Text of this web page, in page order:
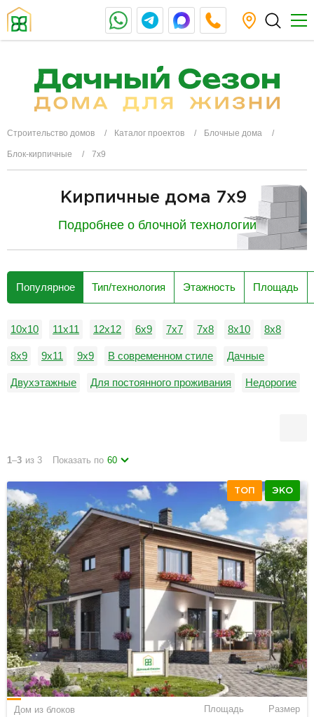
Строительство домов Каталог проектов Блочные дома
Блок-кирпичные 7х9
Кирпичные дома 7x9
Подробнее о блочной технологии
Популярное Тип/технология Этажность Площадь
10х10 11х11 12х12 6х9 7х7 7х8 8х10 8х8
8х9 9х11 9х9 В современном стиле Дачные
Двухэтажные Для постоянного проживания Недорогие
1–3 из 3 Показать по 60
ТОП ЭКО
Дом из блоков Площадь Размер